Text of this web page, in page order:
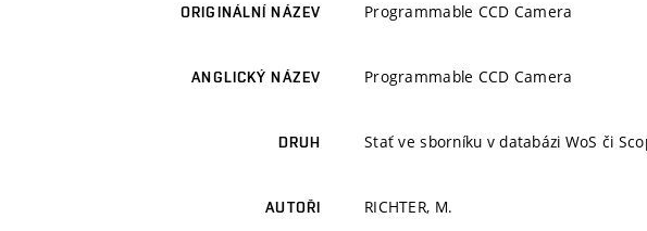
ORIGINÁLNÍ NÁZEV Programmable CCD Camera
ANGLICKÝ NÁZEV Programmable CCD Camera
DRUH Stať ve sborníku v databázi WoS či
AUTOŘI RICHTER, M.